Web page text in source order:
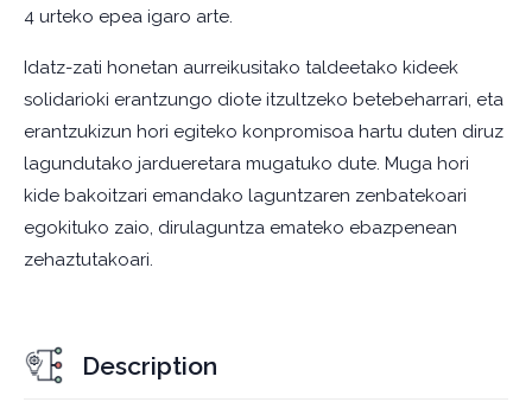
4 urteko epea igaro arte.
Idatz-zati honetan aurreikusitako taldeetako kideek
solidarioki erantzungo diote itzultzeko betebeharrari, eta
erantzukizun hori egiteko konpromisoa hartu duten diruz
lagundutako jardueretara mugatuko dute. Muga hori
kide bakoitzari emandako laguntzaren zenbatekoari
egokituko zaio, dirulaguntza emateko ebazpenean
zehaztutakoari.
Description